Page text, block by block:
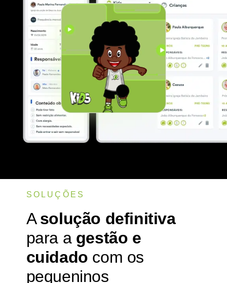
Asolução definitiva
para a gestão e
cuidado com os
pequeninos